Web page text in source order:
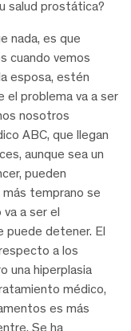
salud prostática?
nada, es que
cuando vemos
esposa, estén
el problema va a ser
nosotros
ABC, que llegan
aunque sea un
pueden
temprano se
a ser el
puede detener. El
a los
una hiperplasia
médico,
es más
Se ha